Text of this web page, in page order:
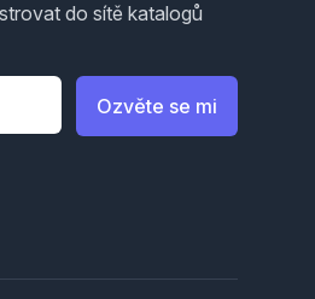
do sítě katalogů
Ozvěte se mi